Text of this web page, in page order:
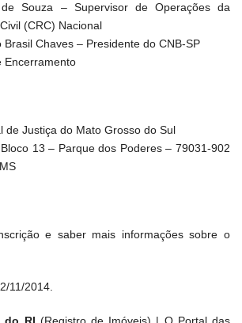
Souza – Supervisor de Operações da
(CRC) Nacional
Brasil Chaves – Presidente do CNB-SP
Encerramento
de Justiça do Mato Grosso do Sul
13 – Parque dos Poderes – 79031-902
e saber mais informações sobre o
11/2014.